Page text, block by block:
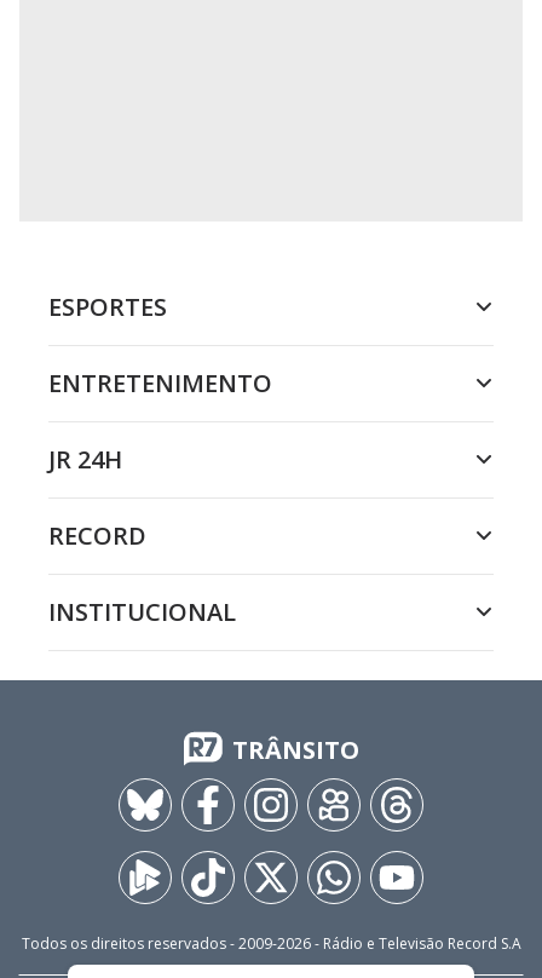
ESPORTES
ENTRETENIMENTO
JR 24H
RECORD
INSTITUCIONAL
TRÂNSITO
Todos os direitos reservados - 2009-2026- Rádio e Televisão Record S.A